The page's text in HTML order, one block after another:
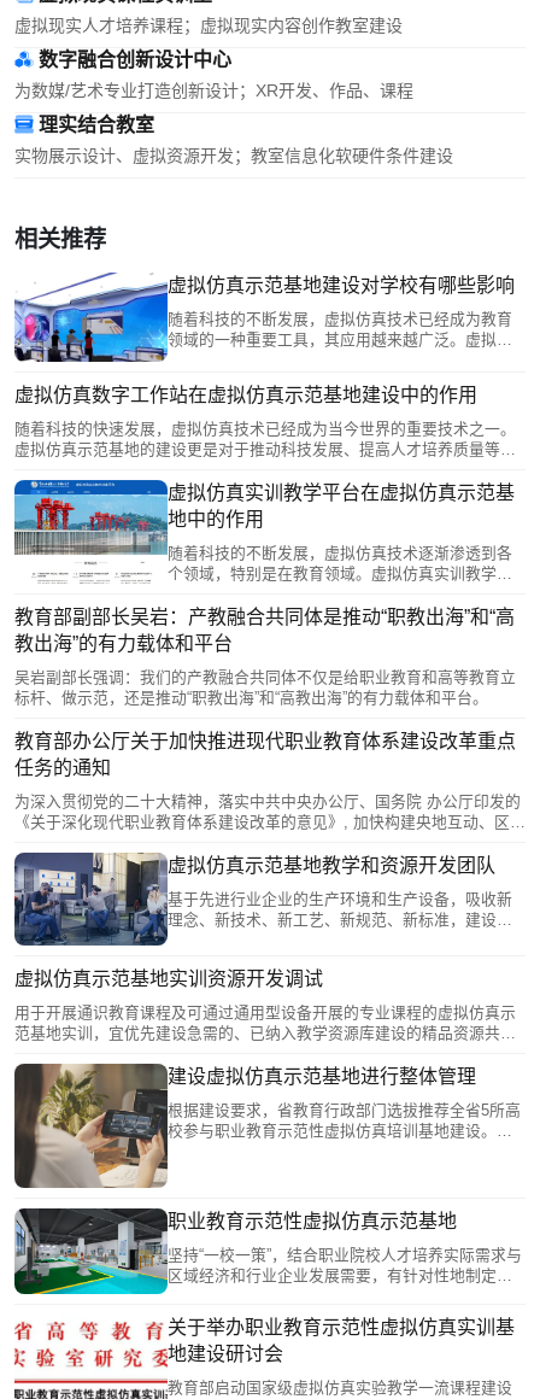
虚拟现实人才培养课程；虚拟现实内容创作教室建设
数字融合创新设计中心
为数媒/艺术专业打造创新设计；XR开发、作品、课程
理实结合教室
实物展示设计、虚拟资源开发；教室信息化软硬件条件建设
相关推荐
虚拟仿真示范基地建设对学校有哪些影响
随着科技的不断发展，虚拟仿真技术已经成为教育
领域的一种重要工具，其应用越来越广泛。虚拟仿
学校产生了深远的影响。恒点将探讨虚拟仿真示范
基地建设对学校的影响。
虚拟仿真数字工作站在虚拟仿真示范基地建设中的作用
随着科技的快速发展，虚拟仿真技术已经成为当今世界的重要技术之一。
虚拟仿真示范基地的建设更是对于推动科技发展、提高人才培养质量等方
备，其在示范基地建设中的作用不可忽视。本文将就虚拟仿真数字工作站
在虚拟仿真示范基地建设中的作用进行深入探讨。
虚拟仿真实训教学平台在虚拟仿真示范基
地中的作用
随着科技的不断发展，虚拟仿真技术逐渐渗透到各
个领域，特别是在教育领域。虚拟仿真实训教学平
基地中发挥着重要的作用。本文将详细阐述虚拟仿
真实训教学平台在虚拟仿真示范基地中的作用。
教育部副部长吴岩：产教融合共同体是推动“职教出海”和“高
教出海”的有力载体和平台
吴岩副部长强调：我们的产教融合共同体不仅是给职业教育和高等教育立
标杆、做示范，还是推动“职教出海”和“高教出海”的有力载体和平台。
教育部办公厅关于加快推进现代职业教育体系建设改革重点
任务的通知
为深入贯彻党的二十大精神，落实中共中央办公厅、国务院 办公厅印发的
《关于深化现代职业教育体系建设改革的意见》, 加快构建央地互动、区域
业教育体系建设改革，现就有关事项通知如下。
虚拟仿真示范基地教学和资源开发团队
基于先进行业企业的生产环境和生产设备，吸收新
理念、新技术、新工艺、新规范、新标准，建设与
虚拟仿真示范基地实训资源开发调试
用于开展通识教育课程及可通过通用型设备开展的专业课程的虚拟仿真示
范基地实训，宜优先建设急需的、已纳入教学资源库建设的精品资源共享
确保设备利用率和资源共享率大化。建设虚拟仿真示范基地进行整体管理
根据建设要求，省教育行政部门选拔推荐全省5所高
校参与职业教育示范性虚拟仿真培训基地建设。教
示范虚拟仿真培训基地建设优秀案例培训项目和优
秀案例项目选择工作。
职业教育示范性虚拟仿真示范基地
坚持“一校一策”，结合职业院校人才培养实际需求与
区域经济和行业企业发展需要，有针对性地制定建
范基地建设与智慧校园整体设计相融合，探索符合
学校实际需要和当地产业需求的创新路径与方法，
突出专业特色，面向区域、面向行业、对接产业，
服务企业人才需求，助力经济社会高质量发展。
关于举办职业教育示范性虚拟仿真实训基
地建设研讨会
教育部启动国家级虚拟仿真实验教学一流课程建设